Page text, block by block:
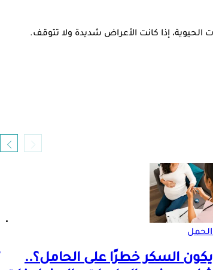
الحيوية، إذا كانت الأعراض شديدة ولا تتوقف.
السكر خطرًا على الحامل؟..